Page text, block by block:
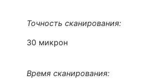
Точность сканирования:
30 микрон
Время сканирования: